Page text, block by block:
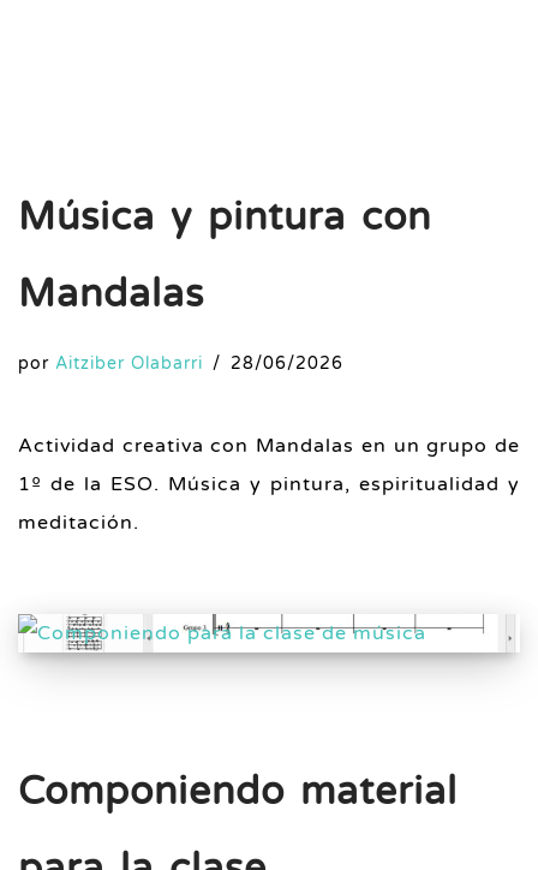
Música y pintura con
Mandalas
por Aitziber Olabarri 28/06/2026
Actividad creativa con Mandalas en un grupo de
1º de la ESO. Música y pintura, espiritualidad y
meditación.
Componiendo material